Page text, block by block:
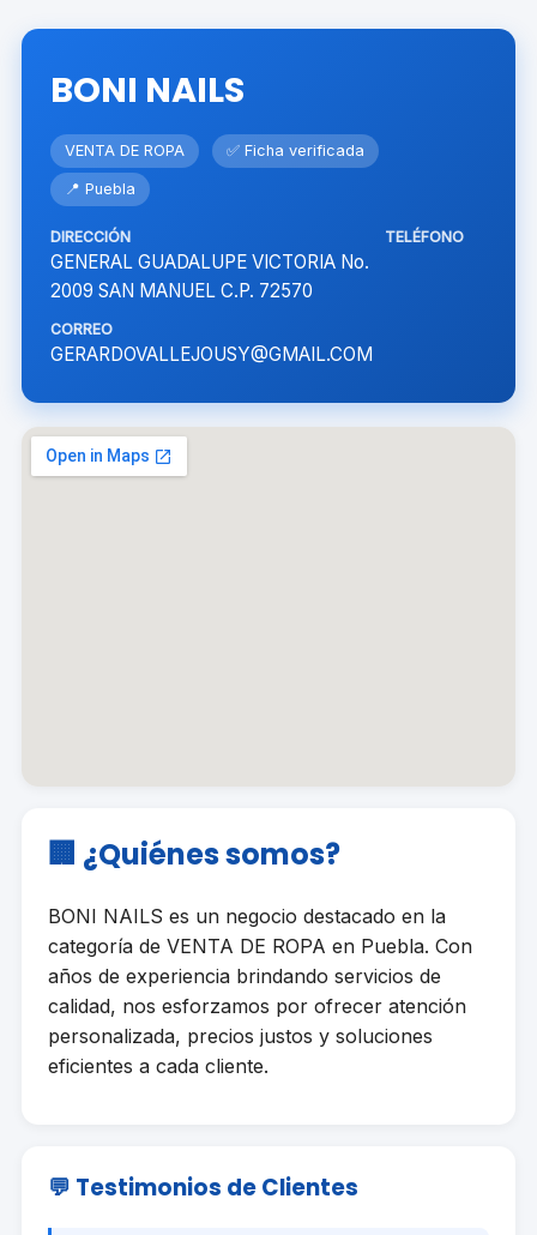
BONI NAILS
VENTA DE ROPA ✅ Ficha verificada
📍 Puebla
DIRECCIÓN
GENERAL GUADALUPE VICTORIA No.
2009 SAN MANUEL C.P. 72570
TELÉFONO
CORREO
GERARDOVALLEJOUSY@GMAIL.COM
🏢 ¿Quiénes somos?
BONI NAILS es un negocio destacado en la
categoría de VENTA DE ROPA en Puebla. Con
años de experiencia brindando servicios de
calidad, nos esforzamos por ofrecer atención
personalizada, precios justos y soluciones
eficientes a cada cliente.
💬 Testimonios de Clientes